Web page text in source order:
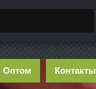
Оптом Контакты